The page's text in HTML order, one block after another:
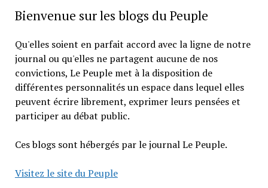
Bienvenue sur les blogs du Peuple
Qu'elles soient en parfait accord avec la ligne de notre
journal ou qu'elles ne partagent aucune de nos
convictions, Le Peuple met à la disposition de
différentes personnalités un espace dans lequel elles
peuvent écrire librement, exprimer leurs pensées et
participer au débat public.
Ces blogs sont hébergés par le journal Le Peuple.
Visitez le site du Peuple